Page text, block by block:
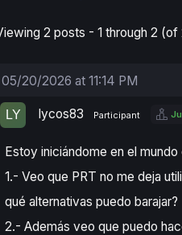
2 posts - 1 through 2 (of
05/20/2026 at 11:14 PM
lycos83 Participant
Estoy iniciándome en el
1.- Veo que PRT no me deja
qué alternativas puedo barajar?
2.- Además veo que puedo